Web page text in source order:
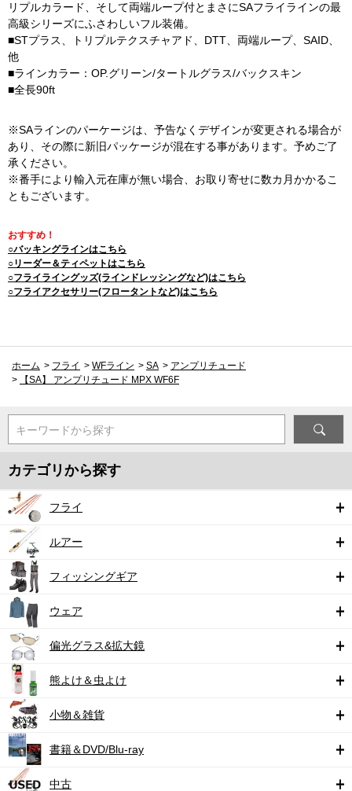
リプルカラード、そして両端ループ付とまさにSAフライラインの最
高級シリーズにふさわしいフル装備。
■STプラス、トリプルテクスチャアド、DTT、両端ループ、SAID、
他
■ラインカラー：OP.グリーン/タートルグラス/バックスキン
■全長90ft
※SAラインのパーケージは、予告なくデザインが変更される場合が
あり、その際に新旧パッケージが混在する事があります。予めご了
承ください。
※番手により輸入元在庫が無い場合、お取り寄せに数カ月かかるこ
ともございます。
おすすめ！
○バッキングラインはこちら
○リーダー＆ティペットはこちら
○フライライングッズ(ラインドレッシングなど)はこちら
○フライアクセサリー(フロータントなど)はこちら
ホーム > フライ > WFライン > SA > アンプリチュード
>
【SA】 アンプリチュード MPX WF6F
キーワードから探す
カテゴリから探す
フライ
ルアー
フィッシングギア
ウェア
偏光グラス&拡大鏡
熊よけ＆虫よけ
小物＆雑貨
書籍＆DVD/Blu-ray
中古